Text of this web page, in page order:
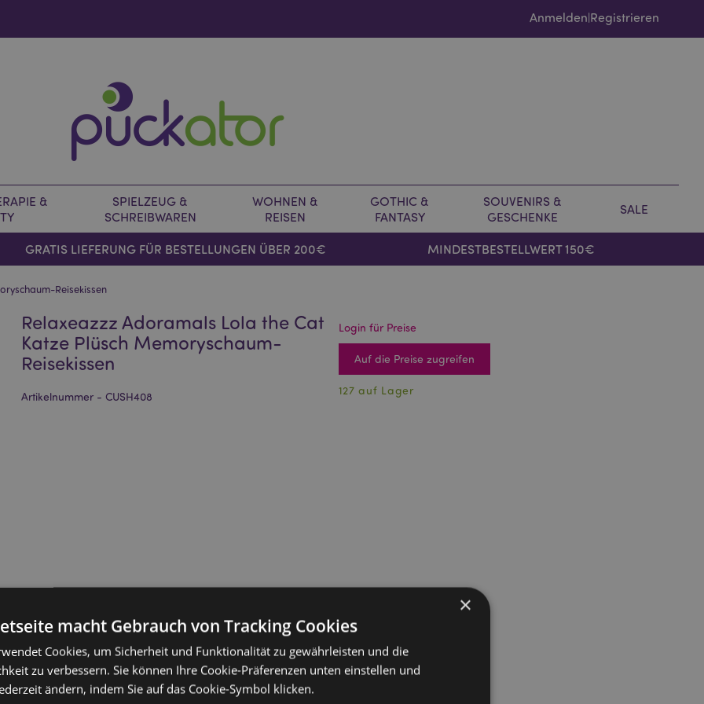
Anmelden|Registrieren
&
SPIELZEUG &
SCHREIBWAREN
WOHNEN &
REISEN
GOTHIC &
FANTASY
SOUVENIRS &
GESCHENKE
SALE
GRATIS LIEFERUNG FÜR BESTELLUNGEN ÜBER 200€ MINDESTBESTELLWERT 150€
Reisekissen
Relaxeazzz Adoramals Lola the Cat
Katze Plüsch Memoryschaum-
Reisekissen
Artikelnummer - CUSH408
Login für Preise
Auf die Preise zugreifen
127 auf Lager
×
macht Gebrauch von Tracking Cookies
Cookies, um Sicherheit und Funktionalität zu gewährleisten und die
zu verbessern. Sie können Ihre Cookie-Präferenzen unten einstellen und
ändern, indem Sie auf das Cookie-Symbol klicken.